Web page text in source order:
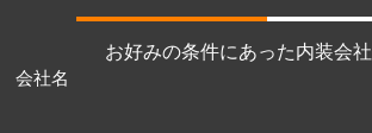
お好みの条件にあった内装会
会社名